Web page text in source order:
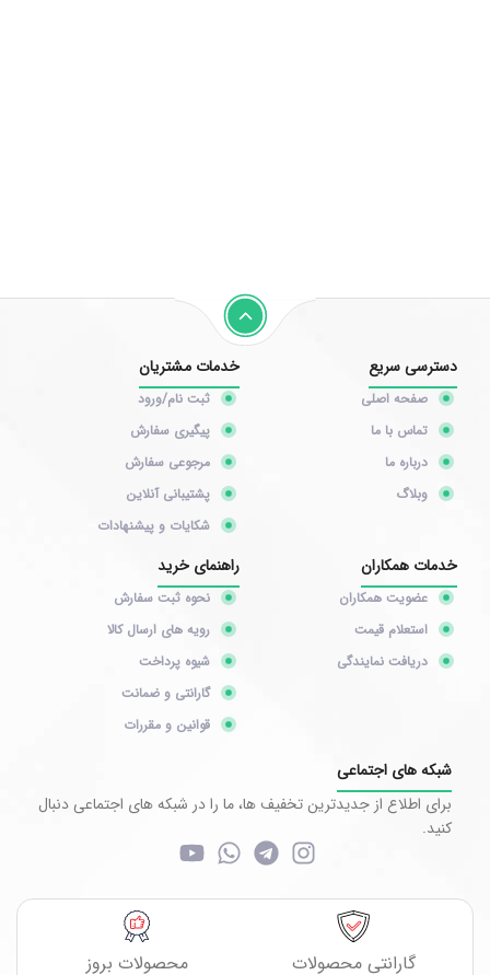
دسترسی سریع
صفحه اصلی
تماس با ما
درباره ما
وبلاگ
خدمات مشتریان
ثبت نام/ورود
پیگیری سفارش
مرجوعی سفارش
پشتیبانی آنلاین
شکایات و پیشنهادات
خدمات همکاران
عضویت همکاران
استعلام قیمت
دریافت نمایندگی
راهنمای خرید
نحوه ثبت سفارش
رویه های ارسال کالا
شیوه پرداخت
گارانتی و ضمانت
قوانین و مقررات
شبکه های اجتماعی
برای اطلاع از جدیدترین تخفیف ها، ما را در شبکه های اجتماعی دنبال
کنید.
گارانتی محصولات محصولات بروز